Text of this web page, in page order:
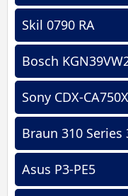
Skil 0790 RA
Bosch
Sony CDX-
Braun 310 Series
Asus P3-PE5